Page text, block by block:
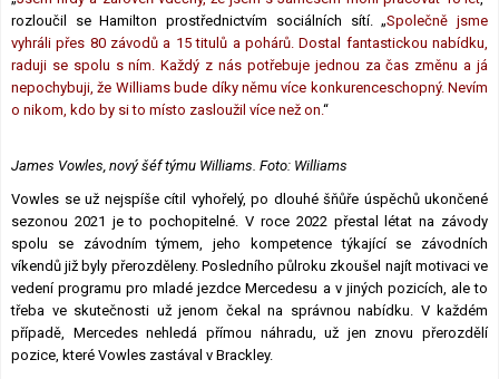
rozloučil se Hamilton prostřednictvím sociálních sítí. „Společně jsme
vyhráli přes 80 závodů a 15 titulů a pohárů. Dostal fantastickou nabídku,
raduji se spolu s ním. Každý z nás potřebuje jednou za čas změnu a já
nepochybuji, že Williams bude díky němu více konkurenceschopný. Nevím
o nikom, kdo by si to místo zasloužil více než on.“
James Vowles, nový šéf týmu Williams. Foto: Williams
Vowles se už nejspíše cítil vyhořelý, po dlouhé šňůře úspěchů ukončené
sezonou 2021 je to pochopitelné. V roce 2022 přestal létat na závody
spolu se závodním týmem, jeho kompetence týkající se závodních
víkendů již byly přerozděleny. Posledního půlroku zkoušel najít motivaci ve
vedení programu pro mladé jezdce Mercedesu a v jiných pozicích, ale to
třeba ve skutečnosti už jenom čekal na správnou nabídku. V každém
případě, Mercedes nehledá přímou náhradu, už jen znovu přerozdělí
pozice, které Vowles zastával v Brackley.